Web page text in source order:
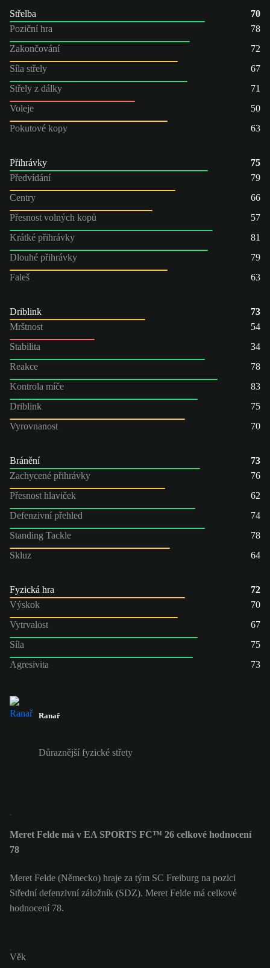
Střelba
70
Poziční hra
78
Zakončování
72
Síla střely
67
Střely z dálky
71
Voleje
50
Pokutové kopy
63
Přihrávky
75
Předvídání
79
Centry
66
Přesnost volných kopů
57
Krátké přihrávky
81
Dlouhé přihrávky
79
Faleš
63
Driblink
73
Mrštnost
54
Stabilita
34
Reakce
78
Kontrola míče
83
Driblink
75
Vyrovnanost
70
Bránění
73
Zachycené přihrávky
76
Přesnost hlaviček
62
Defenzivní přehled
74
Standing Tackle
78
Skluz
64
Fyzická hra
72
Výskok
70
Vytrvalost
67
Síla
75
Agresivita
73
Ranař
Důraznější fyzické střety
Meret Felde má v EA SPORTS FC™ 26 celkové hodnocení
78
Meret Felde (Německo) hraje za tým SC Freiburg na pozici
Střední defenzivní záložník (SDZ). Meret Felde má celkové
hodnocení 78.
Věk